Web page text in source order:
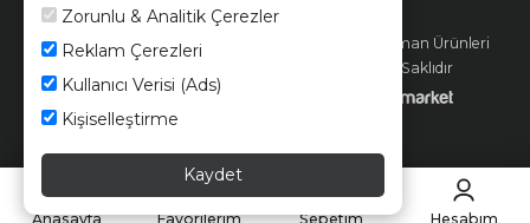
Zorunlu & Analitik Çerezler
Reklam Çerezleri
Kullanıcı Verisi (Ads)
Kişiselleştirme
Kaydet
© 2026 Ünsa Madencilik Turizm Enerji Seramik Orman Ürünleri
Elektrik Üretim San. ve Tic. A.Ş. - Tüm Hakları Saklıdır
Anasayfa Favorilerim Sepetim Hesabım